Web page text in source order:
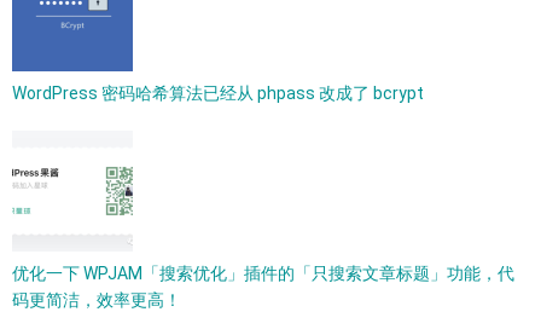
WordPress 密码哈希算法已经从 phpass 改成了 bcrypt​
优化一下 WPJAM「搜索优化」插件的「只搜索文章标题」功能，代
码更简洁，效率更高！